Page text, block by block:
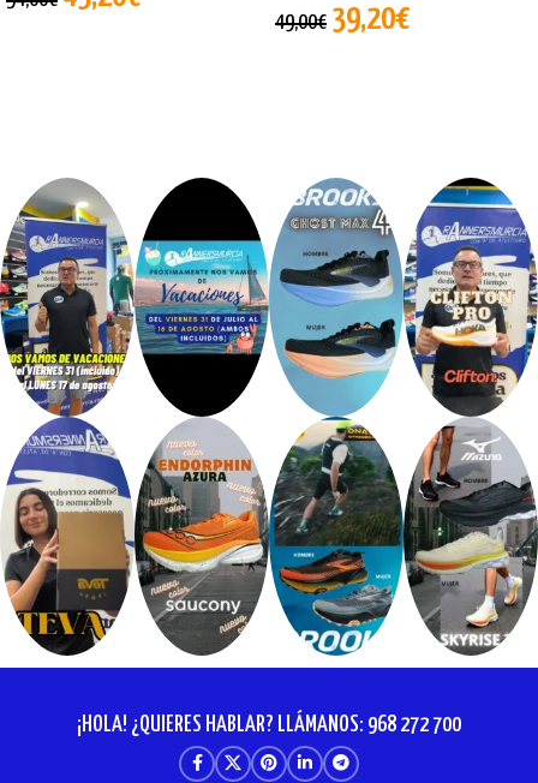
49,00€ 39,20€
¡HOLA! ¿QUIERES HABLAR? LLÁMANOS: 968 272 700